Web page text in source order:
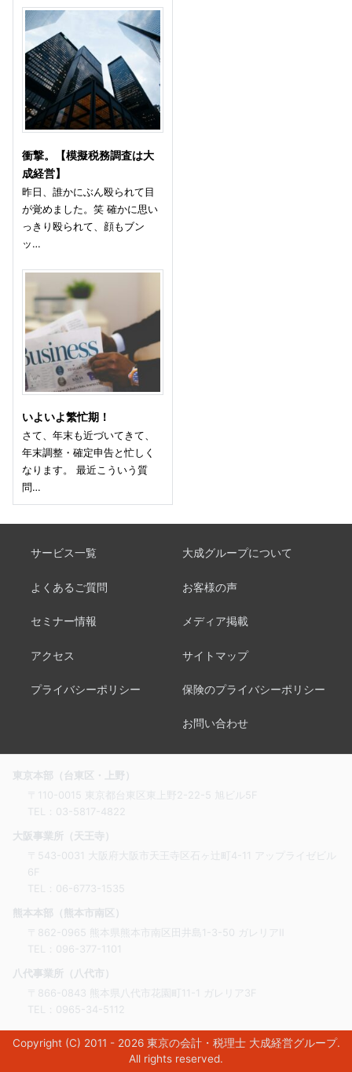
衝撃。【模擬税務調査は大
成経営】
昨日、誰かにぶん殴られて目
が覚めました。笑 確かに思い
っきり殴られて、顔もブン
ッ…
いよいよ繁忙期！
さて、年末も近づいてきて、
年末調整・確定申告と忙しく
なります。 最近こういう質
問…
サービス一覧 大成グループについて
よくあるご質問 お客様の声
セミナー情報 メディア掲載
アクセス サイトマップ
プライバシーポリシー 保険のプライバシーポリシー
お問い合わせ
東京本部（台東区・上野）
〒110-0015 東京都台東区東上野2-22-5 旭ビル5F
TEL： 03-5817-4822
大阪事業所（天王寺）
〒543-0031 大阪府大阪市天王寺区石ヶ辻町4-11 アップライゼビル
6F
TEL： 06-6773-1535
熊本本部（熊本市南区）
〒862-0965 熊本県熊本市南区田井島1-3-50 ガレリアⅡ
TEL： 096-377-1101
八代事業所（八代市）
〒866-0843 熊本県八代市花園町11-1 ガレリア3F
TEL： 0965-34-5112
Copyright (C) 2011 - 2026 東京の会計・税理士 大成経営グループ.
All rights reserved.